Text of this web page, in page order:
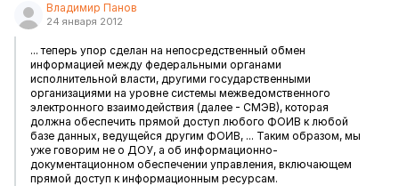
Владимир Панов
24 января 2012
... теперь упор сделан на непосредственный обмен
информацией между федеральными органами
исполнительной власти, другими государственными
организациями на уровне системы межведомственного
электронного взаимодействия (далее - СМЭВ), которая
должна обеспечить прямой доступ любого ФОИВ к любой
базе данных, ведущейся другим ФОИВ, ... Таким образом, мы
уже говорим не о ДОУ, а об информационно-
документационном обеспечении управления, включающем
прямой доступ к информационным ресурсам.